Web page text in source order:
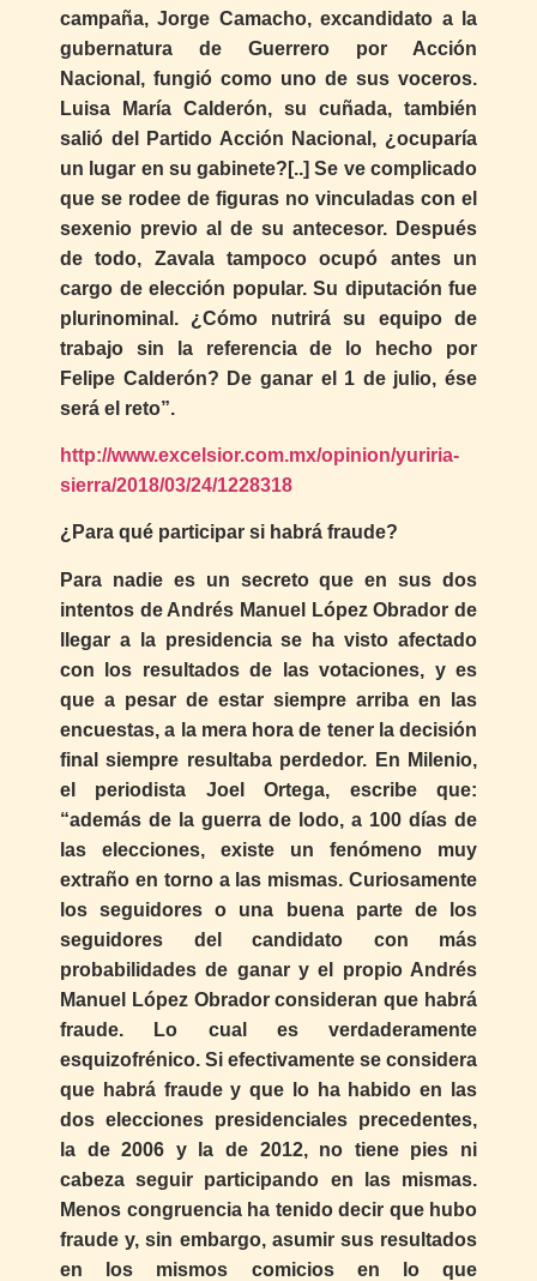
campaña, Jorge Camacho, excandidato a la
gubernatura de Guerrero por Acción
Nacional, fungió como uno de sus voceros.
Luisa María Calderón, su cuñada, también
salió del Partido Acción Nacional, ¿ocuparía
un lugar en su gabinete?[..] Se ve complicado
que se rodee de figuras no vinculadas con el
sexenio previo al de su antecesor. Después
de todo, Zavala tampoco ocupó antes un
cargo de elección popular. Su diputación fue
plurinominal. ¿Cómo nutrirá su equipo de
trabajo sin la referencia de lo hecho por
Felipe Calderón? De ganar el 1 de julio, ése
será el reto”.
http://www.excelsior.com.mx/opinion/yuriria-
sierra/2018/03/24/1228318
¿Para qué participar si habrá fraude?
Para nadie es un secreto que en sus dos
intentos de Andrés Manuel López Obrador de
llegar a la presidencia se ha visto afectado
con los resultados de las votaciones, y es
que a pesar de estar siempre arriba en las
encuestas, a la mera hora de tener la decisión
final siempre resultaba perdedor. En Milenio,
el periodista Joel Ortega, escribe que:
“además de la guerra de lodo, a 100 días de
las elecciones, existe un fenómeno muy
extraño en torno a las mismas. Curiosamente
los seguidores o una buena parte de los
seguidores del candidato con más
probabilidades de ganar y el propio Andrés
Manuel López Obrador consideran que habrá
fraude. Lo cual es verdaderamente
esquizofrénico. Si efectivamente se considera
que habrá fraude y que lo ha habido en las
dos elecciones presidenciales precedentes,
la de 2006 y la de 2012, no tiene pies ni
cabeza seguir participando en las mismas.
Menos congruencia ha tenido decir que hubo
fraude y, sin embargo, asumir sus resultados
en los mismos comicios en lo que